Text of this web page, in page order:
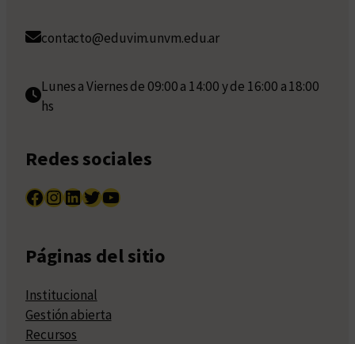
contacto@eduvim.unvm.edu.ar
Lunes a Viernes de 09:00 a 14:00 y de 16:00 a 18:00
hs
Redes sociales
Facebook InstagramLinkedIn Twitter YouTube
Páginas del sitio
Institucional
Gestión abierta
Recursos